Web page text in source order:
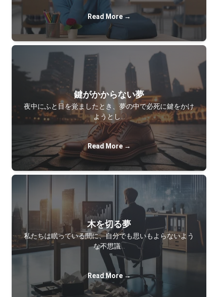
Read More →
鍵がかからない夢
夜中にふと目を覚ましたとき、夢の中で必死に鍵をかけ
ようとし…
Read More →
木を切る夢
私たちは眠っている間に、自分でも思いもよらないよう
な不思議…
Read More →